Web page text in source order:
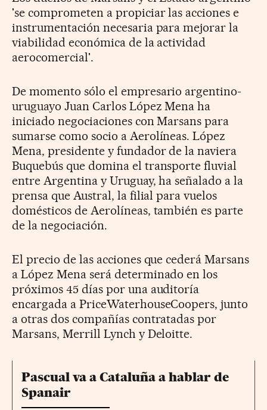
'se comprometen a propiciar las acciones e
instrumentación necesaria para mejorar la
viabilidad económica de la actividad
aerocomercial'.
De momento sólo el empresario argentino-
uruguayo Juan Carlos López Mena ha
iniciado negociaciones con Marsans para
sumarse como socio a Aerolíneas. López
Mena, presidente y fundador de la naviera
Buquebús que domina el transporte fluvial
entre Argentina y Uruguay, ha señalado a la
prensa que Austral, la filial para vuelos
domésticos de Aerolíneas, también es parte
de la negociación.
El precio de las acciones que cederá Marsans
a López Mena será determinado en los
próximos 45 días por una auditoría
encargada a PriceWaterhouseCoopers, junto
a otras dos compañías contratadas por
Marsans, Merrill Lynch y Deloitte.
Pascual va a Cataluña a hablar de
Spanair